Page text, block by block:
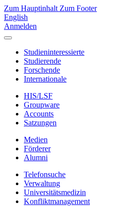
Zum Hauptinhalt Zum Footer
English
Anmelden
Studieninteressierte
Studierende
Forschende
Internationale
HIS/LSF
Groupware
Accounts
Satzungen
Medien
Förderer
Alumni
Telefonsuche
Verwaltung
Universitätsmedizin
Konfliktmanagement